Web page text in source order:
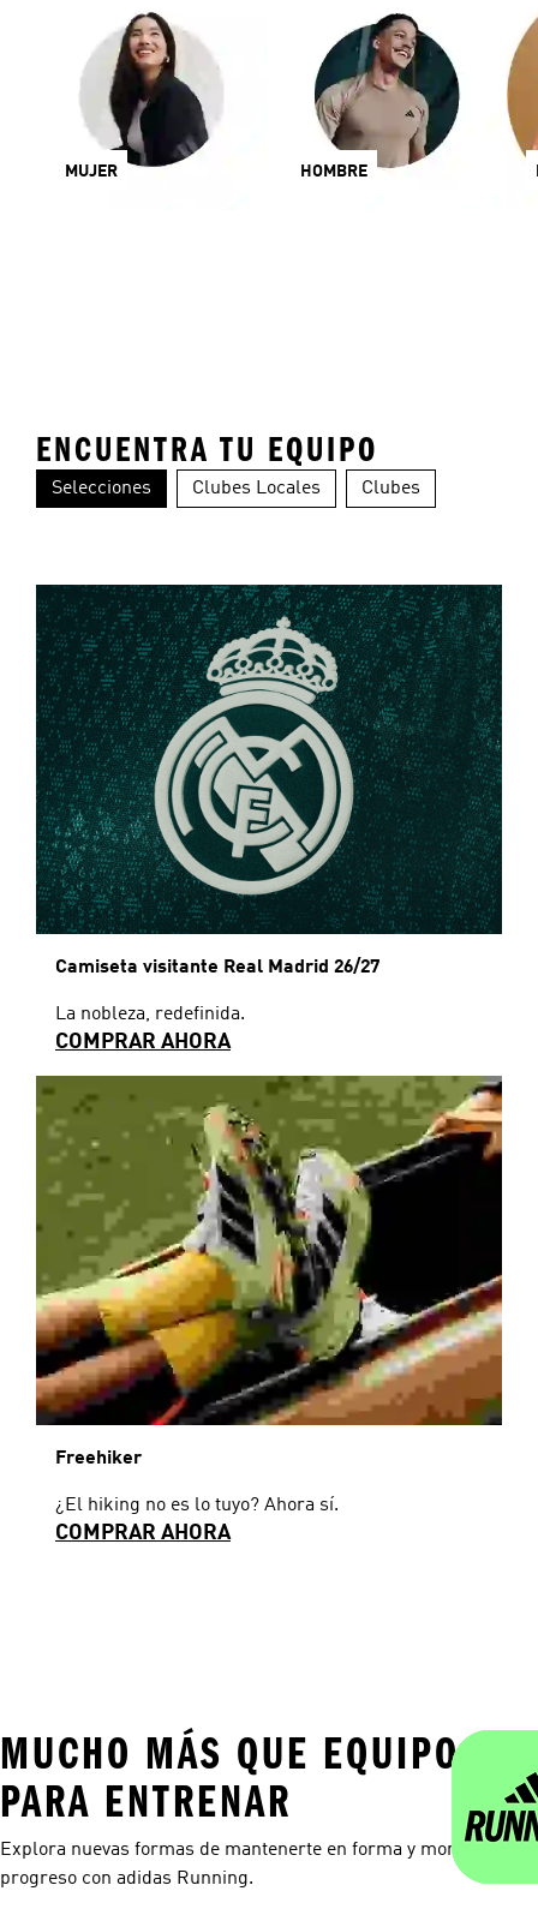
MUJER HOMBRE
ENCUENTRA TU EQUIPO
Selecciones Clubes Locales Clubes
Colombia Alemania
Camiseta visitante Real Madrid 26/27
La nobleza, redefinida.
COMPRAR AHORA
Freehiker
¿El hiking no es lo tuyo? Ahora sí.
COMPRAR AHORA
MUCHO MÁS QUE EQUIPO
PARA ENTRENAR
Explora nuevas formas de mantenerte en forma y monitorea tu
progreso con adidas Running.